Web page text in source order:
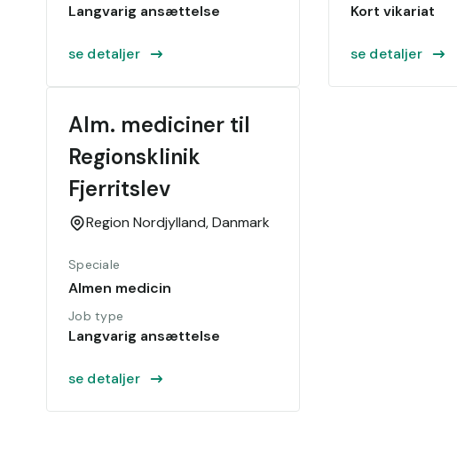
Langvarig ansættelse
se detaljer
Kort vikariat
se detaljer
Alm. mediciner til
Regionsklinik
Fjerritslev
Region Nordjylland,Danmark
Speciale
Almen medicin
Job type
Langvarig ansættelse
se detaljer